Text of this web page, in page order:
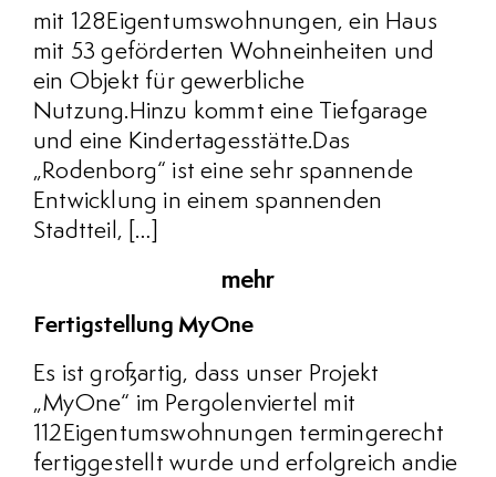
mit 128Eigentumswohnungen, ein Haus
mit 53 geförderten Wohneinheiten und
ein Objekt für gewerbliche
Nutzung.Hinzu kommt eine Tiefgarage
und eine Kindertagesstätte.Das
„Rodenborg“ ist eine sehr spannende
Entwicklung in einem spannenden
Stadtteil, […]
mehr
Fertigstellung MyOne
Es ist großartig, dass unser Projekt
„MyOne“ im Pergolenviertel mit
112Eigentumswohnungen termingerecht
fertiggestellt wurde und erfolgreich andie